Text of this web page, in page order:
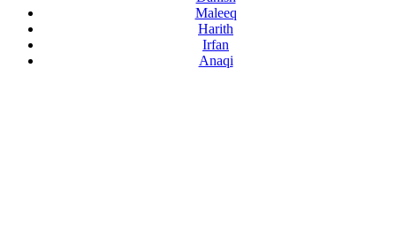
Maleeq
Harith
Irfan
Anaqi